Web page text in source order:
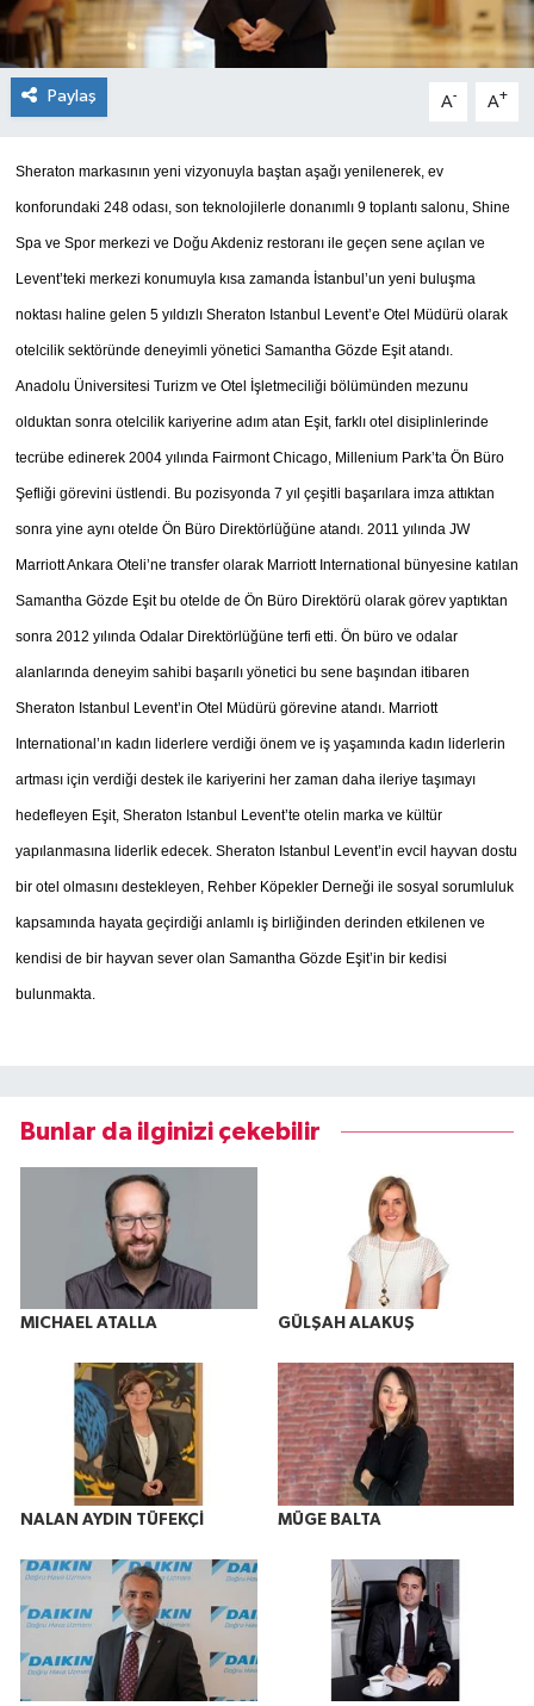
Paylaş A- A+
Sheraton markasının yeni vizyonuyla baştan aşağı yenilenerek, ev
konforundaki 248 odası, son teknolojilerle donanımlı 9 toplantı salonu, Shine
Spa ve Spor merkezi ve Doğu Akdeniz restoranı ile geçen sene açılan ve
Levent’teki merkezi konumuyla kısa zamanda İstanbul’un yeni buluşma
noktası haline gelen 5 yıldızlı Sheraton Istanbul Levent’e Otel Müdürü olarak
otelcilik sektöründe deneyimli yönetici Samantha Gözde Eşit atandı.
Anadolu Üniversitesi Turizm ve Otel İşletmeciliği bölümünden mezunu
olduktan sonra otelcilik kariyerine adım atan Eşit, farklı otel disiplinlerinde
tecrübe edinerek 2004 yılında Fairmont Chicago, Millenium Park’ta Ön Büro
Şefliği görevini üstlendi. Bu pozisyonda 7 yıl çeşitli başarılara imza attıktan
sonra yine aynı otelde Ön Büro Direktörlüğüne atandı. 2011 yılında JW
Marriott Ankara Oteli’ne transfer olarak Marriott International bünyesine katılan
Samantha Gözde Eşit bu otelde de Ön Büro Direktörü olarak görev yaptıktan
sonra 2012 yılında Odalar Direktörlüğüne terfi etti. Ön büro ve odalar
alanlarında deneyim sahibi başarılı yönetici bu sene başından itibaren
Sheraton Istanbul Levent’in Otel Müdürü görevine atandı. Marriott
International’ın kadın liderlere verdiği önem ve iş yaşamında kadın liderlerin
artması için verdiği destek ile kariyerini her zaman daha ileriye taşımayı
hedefleyen Eşit, Sheraton Istanbul Levent’te otelin marka ve kültür
yapılanmasına liderlik edecek. Sheraton Istanbul Levent’in evcil hayvan dostu
bir otel olmasını destekleyen, Rehber Köpekler Derneği ile sosyal sorumluluk
kapsamında hayata geçirdiği anlamlı iş birliğinden derinden etkilenen ve
kendisi de bir hayvan sever olan Samantha Gözde Eşit’in bir kedisi
bulunmakta.
Bunlar da ilginizi çekebilir
MICHAEL ATALLA GÜLŞAH ALAKUŞ
NALAN AYDIN TÜFEKÇİ MÜGE BALTA